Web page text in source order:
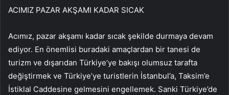
ACIMIZ PAZAR AKŞAMI KADAR SICAK
Acımız, pazar akşamı kadar sıcak şekilde durmaya devam
ediyor. En önemlisi buradaki amaçlardan bir tanesi de
turizm ve dışarıdan Türkiye’ye bakışı olumsuz tarafta
değiştirmek ve Türkiye’ye turistlerin İstanbul’a, Taksim’e
İstiklal Caddesine gelmesini engellemek. Sanki Türkiye’de